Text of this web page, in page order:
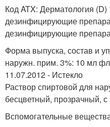
Код ATX: Дерматология (D)
дезинфицирующие
дезинфицирующие
Форма выпуска, состав и
наружн. прим. 3%: 10 мл
11.07.2012 - Истекло
Раствор спиртовой для
бесцветный, прозрачный, с
Вспомогательные